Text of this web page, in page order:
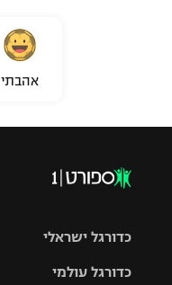
אהבתי
כדורגל ישראלי
כדורגל עולמי